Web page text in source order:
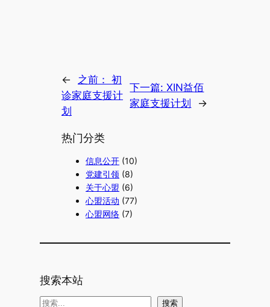
← 之前：初
诊家庭支援计
划
下一篇:XIN益佰
家庭支援计划
→
热门分类
信息公开 (10)
党建引领 (8)
关于心盟 (6)
心盟活动 (77)
心盟网络 (7)
搜索本站
搜 搜索